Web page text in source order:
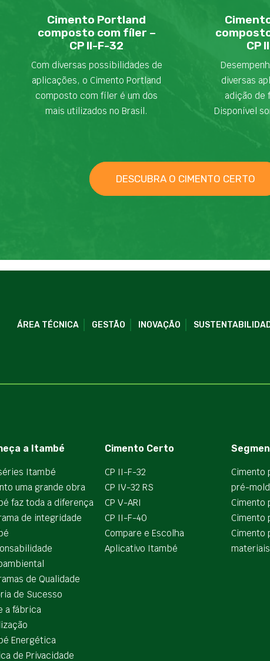
Cimento Portland
composto com fíler –
CP II-F-32
Com diversas possibilidades de
aplicações, o Cimento Portland
composto com fíler é um dos
mais utilizados no Brasil.
CP
diversas
adição de
Disponível
DESCUBRA O CIMENTO CERTO
ÁREA TÉCNICA GESTÃO INOVAÇÃO
a Itambé
Itambé
uma grande obra
faz toda a diferença
de integridade
de Qualidade
de Sucesso
a fábrica
Energética
de Privacidade
Cimento Certo
CP II-F-32
CP IV-32 RS
CP V-ARI
CP II-F-40
Compare e Escolha
Aplicativo Itambé
Cimento
pré-
Cimento
Cimento
Cimento